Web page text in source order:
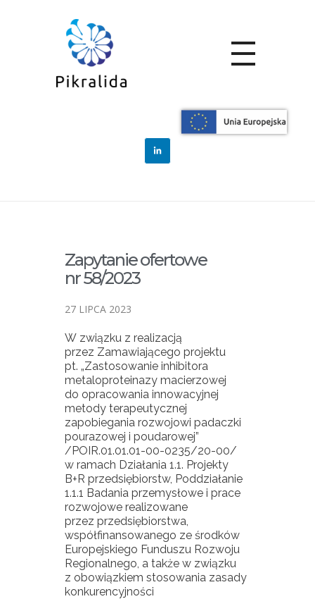
Blog
Zapytanie ofertowe
Zapytanie
nr 58/2023
Zapytanie ofertowe
nr 58/2023
27 LIPCA 2023
W związku z realizacją
przez Zamawiającego projektu
pt. „Zastosowanie inhibitora
metaloproteinazy macierzowej
do opracowania innowacyjnej
metody terapeutycznej
zapobiegania rozwojowi padaczki
pourazowej i poudarowej”
/POIR.01.01.01-00-0235/20-00/
w ramach Działania 1.1. Projekty
B+R przedsiębiorstw, Poddziałanie
1.1.1 Badania przemysłowe i prace
rozwojowe realizowane
przez przedsiębiorstwa,
współfinansowanego ze środków
Europejskiego Funduszu Rozwoju
Regionalnego, a także w związku
z obowiązkiem stosowania zasady
konkurencyjności